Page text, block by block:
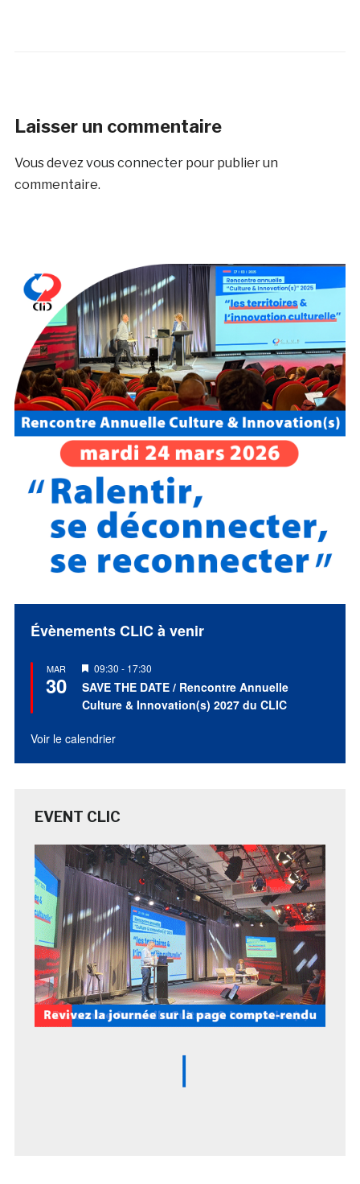
Laisser un commentaire
Vous devezvous connecterpour publier un
commentaire.
Évènements CLIC à venir
MAR
30
Mis
en
avant
09:30 - 17:30
SAVE THE DATE / Rencontre Annuelle
Culture & Innovation(s) 2027 du CLIC
Voir le calendrier
EVENT CLIC